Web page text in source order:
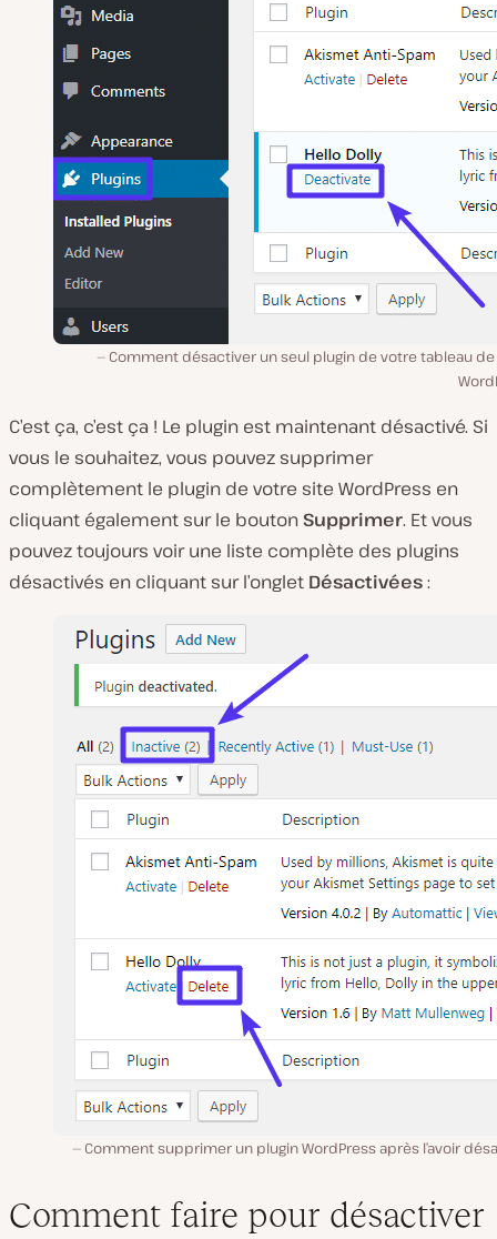
Comment désactiver un seul plugin de votre tableau
C’est ça, c’est ça ! Le plugin est maintenant désactivé. Si
vous le souhaitez, vous pouvez supprimer
complètement le plugin de votre site WordPress en
cliquant également sur le bouton Supprimer. Et vous
pouvez toujours voir une liste complète des plugins
désactivés en cliquant sur l’onglet Désactivées:
Comment supprimer un plugin WordPress après l’avoir
Comment faire pour désactiver